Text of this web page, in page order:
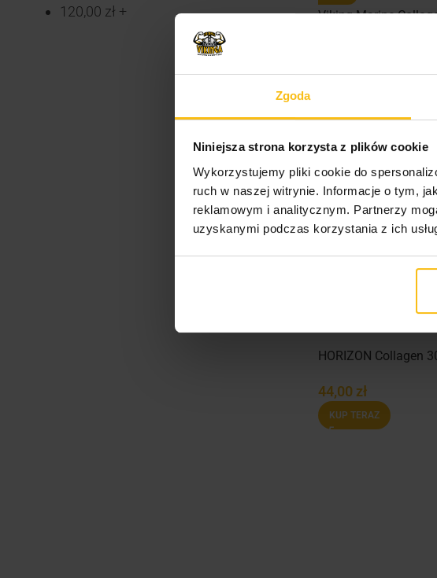
Zgoda
Niniejsza strona korzysta z plików cookie
Wykorzystujemy pliki cookie do
ruch w naszej witrynie. Informacje o tym,
reklamowym i analitycznym. Partnerzy
uzyskanymi podczas korzystania z ich
120,00 zł + Viking Marine
KUP TERAZ
HORIZON Collagen
44,00 zł
KUP TERAZ